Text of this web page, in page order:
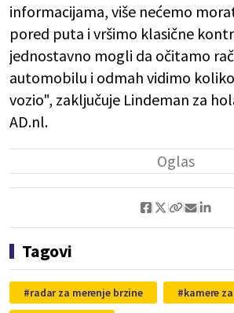
informacijama, više nećemo
pored puta i vršimo klasične
jednostavno mogli da očitamo
automobilu i odmah vidimo
vozio", zaključuje Lindeman za
AD.nl.
Tagovi
radar za merenje brzine kamere